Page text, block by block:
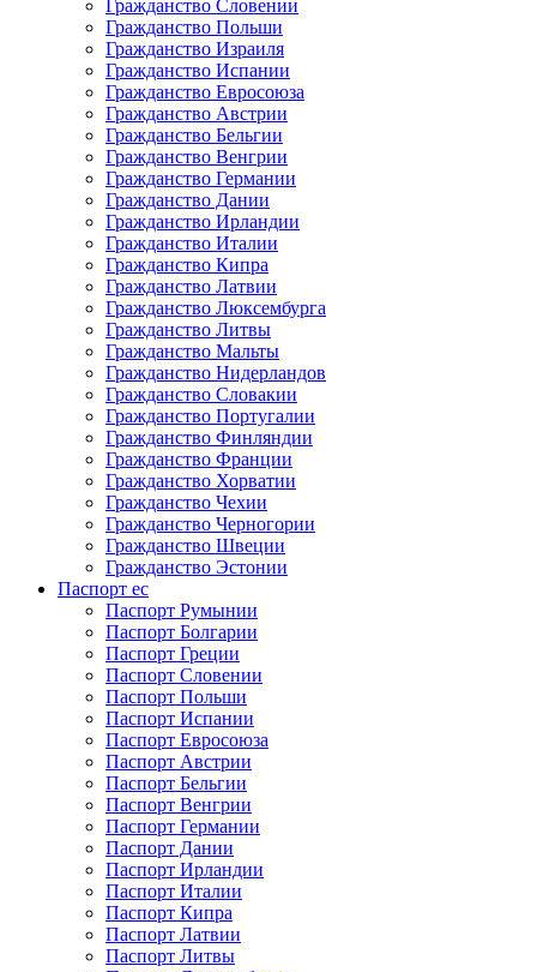
Гражданство Словении
Гражданство Польши
Гражданство Израиля
Гражданство Испании
Гражданство Евросоюза
Гражданство Австрии
Гражданство Бельгии
Гражданство Венгрии
Гражданство Германии
Гражданство Дании
Гражданство Ирландии
Гражданство Италии
Гражданство Кипра
Гражданство Латвии
Гражданство Люксембурга
Гражданство Литвы
Гражданство Мальты
Гражданство Нидерландов
Гражданство Словакии
Гражданство Португалии
Гражданство Финляндии
Гражданство Франции
Гражданство Хорватии
Гражданство Чехии
Гражданство Черногории
Гражданство Швеции
Гражданство Эстонии
Паспорт ес
Паспорт Румынии
Паспорт Болгарии
Паспорт Греции
Паспорт Словении
Паспорт Польши
Паспорт Испании
Паспорт Евросоюза
Паспорт Австрии
Паспорт Бельгии
Паспорт Венгрии
Паспорт Германии
Паспорт Дании
Паспорт Ирландии
Паспорт Италии
Паспорт Кипра
Паспорт Латвии
Паспорт Литвы